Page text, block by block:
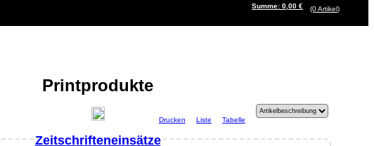
Summe: 0,00 € (0Artikel)
Printprodukte
Zeitschrifteneinsätze
Drucken Liste Tabelle